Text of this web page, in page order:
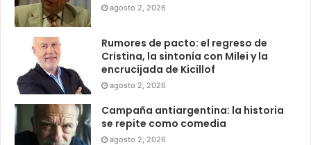
agosto 2, 2026
Rumores de pacto: el regreso de
Cristina, la sintonía con Milei y la
encrucijada de Kicillof
agosto 2, 2026
Campaña antiargentina: la historia
se repite como comedia
agosto 2, 2026